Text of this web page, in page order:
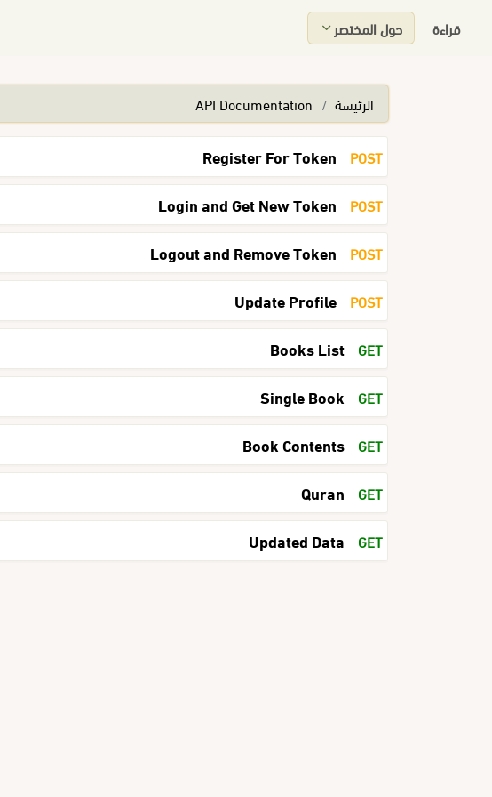
قراءة حول المختصر
الرئيسة API Documentation
POST
Register For Token
POST
Login and Get New Token
POST
Logout and Remove Token
POST
Update Profile
GET
Books List
GET
Single Book
GET
Book Contents
GET
Quran
GET
Updated Data